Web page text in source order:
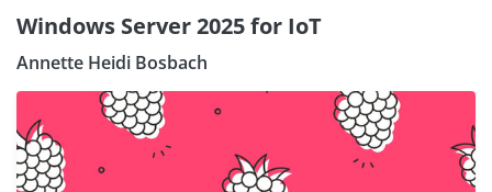
Windows Server 2025 for IoT
Annette Heidi Bosbach